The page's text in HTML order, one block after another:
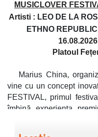
MUSICLOVER
Artisti : LEO DE LA
ETHNO
Platoul
Marius China,
vine cu un concept
FESTIVAL, primul
îmbină experiența
Noua producție va